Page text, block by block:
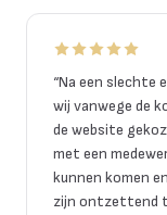
“Na een slechte
wij vanwege de
de website
met een
kunnen komen
zijn ontzettend